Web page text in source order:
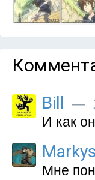
Bill —
И как
Мне